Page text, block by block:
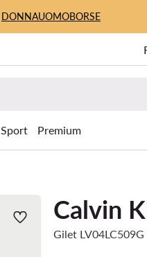
DONNAUOMOBORSE
Sport Premium
Calvin
Gilet